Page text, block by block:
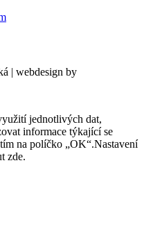
| webdesign by
jednotlivých dat,
informace týkající se
na políčko „OK“.Nastavení
zde.